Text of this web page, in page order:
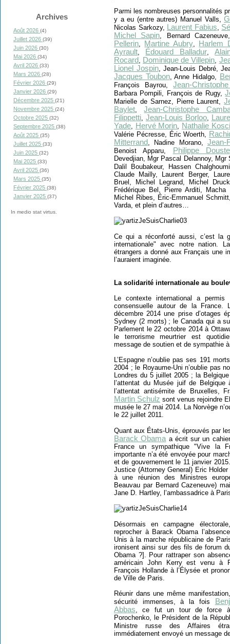
Archives
Août 2026 (4)
Juillet 2026 (39)
Juin 2026 (30)
Mai 2026 (34)
Avril 2026 (33)
Mars 2026 (28)
Février 2026 (29)
Janvier 2026 (29)
Décembre 2025 (21)
Novembre 2025 (24)
Octobre 2025 (32)
Septembre 2025 (38)
Août 2025 (35)
Juillet 2025 (33)
Juin 2025 (32)
Mai 2025 (33)
Avril 2025 (36)
Mars 2025 (35)
Février 2025 (38)
Janvier 2025 (37)
In medio stat virtus.
Parmi les nombreuses personnalités
y a eu (entre autres) Manuel Valls,
Nicolas Sarkozy, Laurent Fabius
Michel Sapin , Bernard
Pellerin Martine Aubry,
Harlem
Ayrault
Édouard Balladur,
Rocard
Dominique de Villepin
Lionel Jospin, Jean-Louis Debré,
Jacques Toubon, Anne Hidalgo,
François Bayrou,Jean-
Barbara Pompili, François de Rugy,
Marielle de Sarnez, Pierre Laurent,
Baylet ,Jean-Christophe
Filippetti Jean-Louis Borloo,
Yade
Hervé Morin Nathalie
Valérie Pécresse, Éric Woerth,
Mitterrand
, Nadine Morano, Jean-
Benoist Apparu, Philippe
Devedjian, Mgr Pascal Delannoy,
Dalil Boubakeur, Hassen
Claude Mailly, Laurent Berger,
Bruel, Michel Legrand, Michel
Frédérique Bel, Pierre Arditi,
Michel Ribes, Éric-Emmanuel
Varda, et plein d’autres…
Ce qui a réconforté aussi, c’est la
internationale" avec notre nation.
étrangers a donné aux Français une
l’auraient imaginée.
La solidarité internationale au
Le contexte international a
consensuelle autour de la
décembre 2014 une prise d’otages
Sydney (2 morts) ; le Canada qui a
Parlement le 22 octobre 2014 à
le terrorisme meurtrier est
message de soutien et de sympathie
L’Espagne n’oublie pas ses 191
2004 ; le Royaume-Uni n’oublie pas
Londres du 5 juillet 2005 ; la
l’attentat du Musée juif de
l’attentat antisémite de Bruxelles,
Martin Schulz sont venus rejoindre
musée le 27 mai 2014. La Norvège
le 22 juillet 2011.
Quant aux États-Unis, éprouvés par
Barack Obama a écrit sur un
France un sympathique "Vive la
importante n’a été envoyée pour
et de gouvernement le 11 janvier
Justice (Attorney General) Eric
à une réunion des Ministres
Beauvau par Bernard Cazeneuve)
Jane D. Hartley, l’ambassadrice à
Désormais en campagne
reprocher à Barack Obama
Unis à la marche républicaine de
ironisent ainsi sur des fils de forum
Obama ?]. Pour rattraper son
américain John Kerry est venu à
François Hollande à l’Élysée et
de Ville de Paris.
Réunir dans une même
sécurité immenses, à la fois
Abbas , ce fut un tour de force à
Porochenko, le Président de la
Ministre russe des Affaires
immédiatement envoyé un message